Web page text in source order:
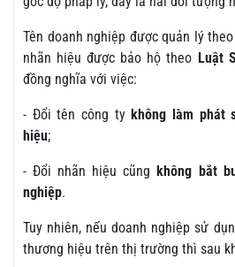
Tên doanh nghiệp được quản lý theo
nhãn hiệu được bảo hộ theo Luật
đồng nghĩa với việc:
- Đổi tên công tykhông làm phát
hiệu;
- Đổi nhãn hiệu cũngkhông bắt
nghiệp.
Tuy nhiên, nếu doanh nghiệp sử
thương hiệu trên thị trường thì sau